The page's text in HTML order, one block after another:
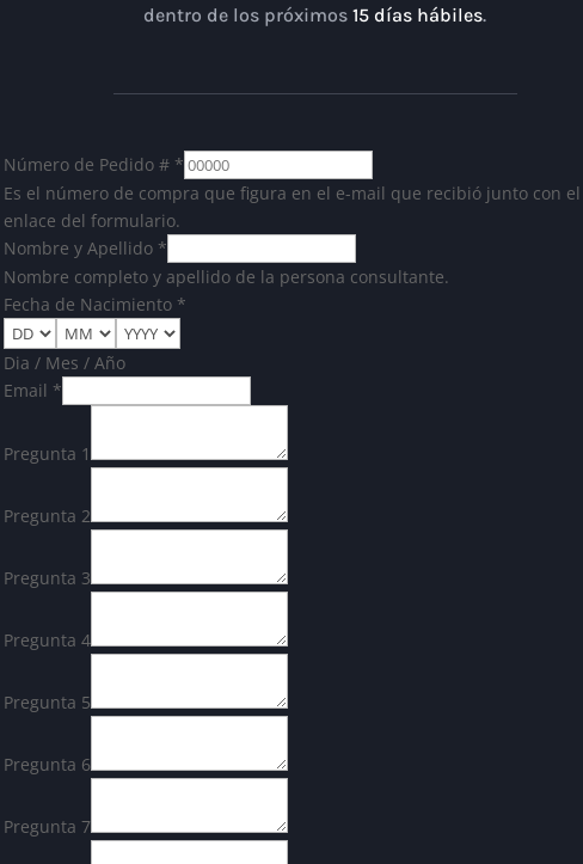
dentro de los próximos 15 días hábiles.
Número de Pedido # *
Es el número de compra que figura en el e-mail que recibió junto con el
enlace del formulario.
Nombre y Apellido *
Nombre completo y apellido de la persona consultante.
Fecha de Nacimiento *
Dia / Mes / Año
Email *
Pregunta 1
Pregunta 2
Pregunta 3
Pregunta 4
Pregunta 5
Pregunta 6
Pregunta 7